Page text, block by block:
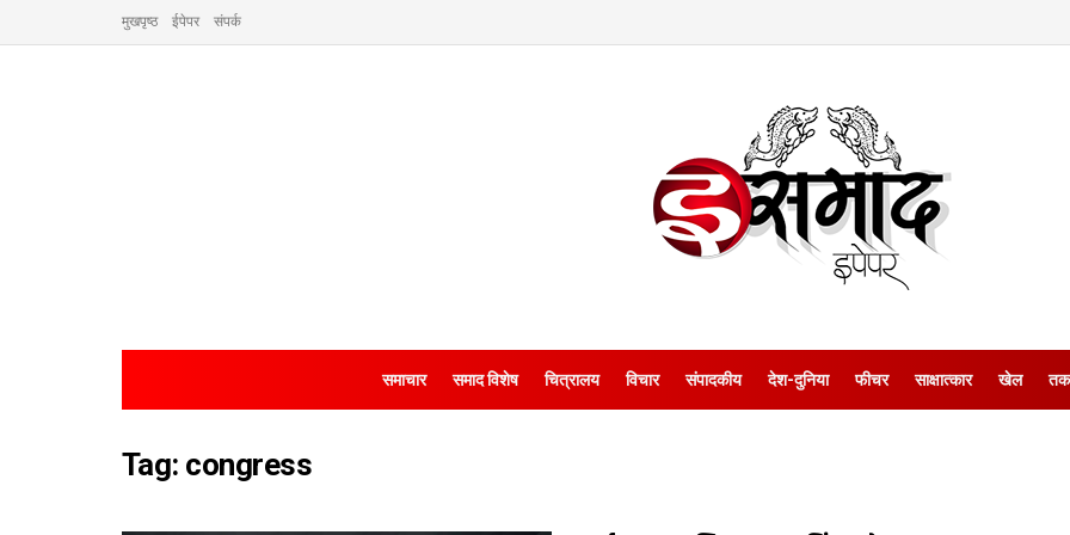
मुखपृष्ठ ईपेपर संपर्क
समाचार समाद विशेष चित्रालय विचार संपादकीय देश-दुनिया फीचर साक्षात्‍कार खेल
Tag: congress